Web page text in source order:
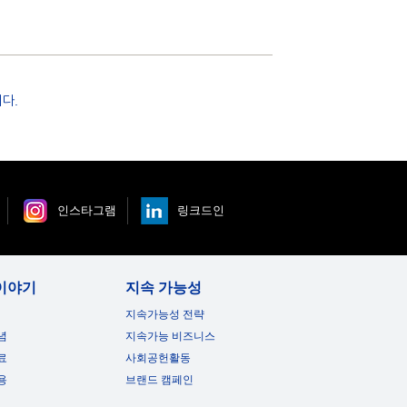
.
인스타그램 링크드인
야기 지속 가능성
지속가능성 전략
지속가능 비즈니스
사회공헌활동
브랜드 캠페인